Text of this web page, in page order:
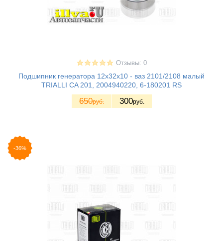
Отзывы: 0
Подшипник генератора 12х32х10 - ваз 2101/2108 малый
TRIALLI CA 201, 2004940220, 6-180201 RS
650руб. 300руб.
-36%